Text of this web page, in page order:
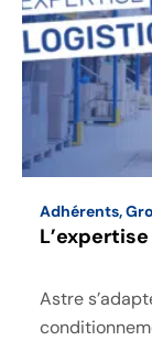
Adhérents,
Astre